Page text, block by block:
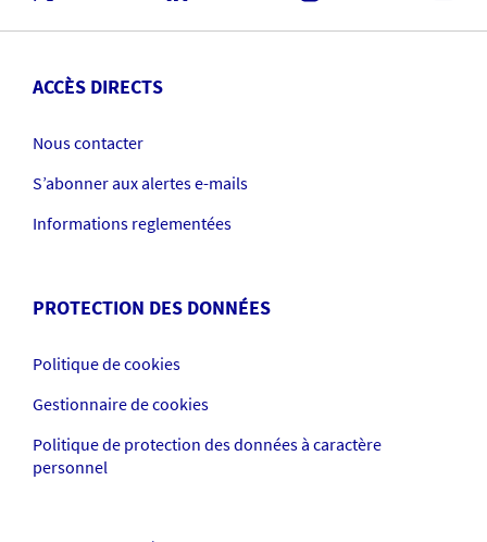
ACCÈS DIRECTS
Nous contacter
S’abonner aux alertes e-mails
Informations reglementées
PROTECTION DES DONNÉES
Politique de cookies
Gestionnaire de cookies
Politique de protection des données à caractère
personnel